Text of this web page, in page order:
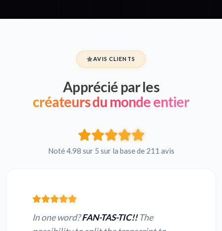
AVIS CLIENTS
Apprécié par les
créateurs du monde entier
Noté 4.98 sur 5 sur la base de 211 avis
In one word?FAN-TAS-TIC!!The